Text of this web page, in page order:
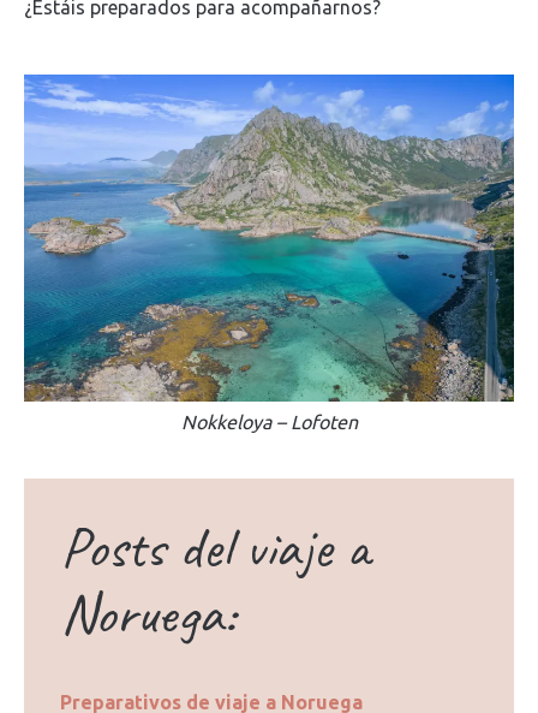
¿Estáis preparados para acompañarnos?
Nokkeloya – Lofoten
Posts del viaje a
Noruega:
Preparativos de viaje a Noruega